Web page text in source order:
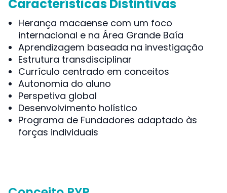
Características Distintivas
Herança macaense com um foco
internacional e na Área Grande Baía
Aprendizagem baseada na investigação
Estrutura transdisciplinar
Currículo centrado em conceitos
Autonomia do aluno
Perspetiva global
Desenvolvimento holístico
Programa de Fundadores adaptado às
forças individuais